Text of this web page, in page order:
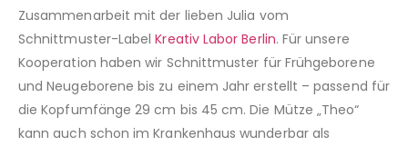
Zusammenarbeit mit der lieben Julia vom
Schnittmuster-LabelKreativ Labor Berlin. Für unsere
Kooperation haben wir Schnittmuster für Frühgeborene
und Neugeborene bis zu einem Jahr erstellt – passend für
die Kopfumfänge 29 cm bis 45 cm. Die Mütze „Theo“
kann auch schon im Krankenhaus wunderbar als